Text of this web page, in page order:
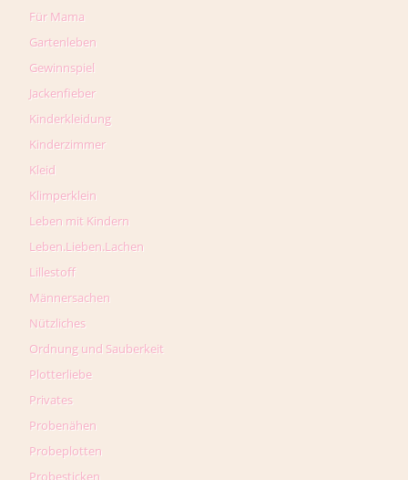
Für Mama
Gartenleben
Gewinnspiel
Jackenfieber
Kinderkleidung
Kinderzimmer
Kleid
Klimperklein
Leben mit Kindern
Leben.Lieben.Lachen
Lillestoff
Männersachen
Nützliches
Ordnung und Sauberkeit
Plotterliebe
Privates
Probenähen
Probeplotten
Probesticken